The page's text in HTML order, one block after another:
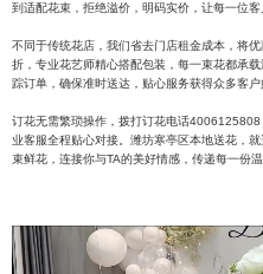
到适配花束，拒绝溢价，明码实价，让每一位客
不同于传统花店，我们省去门店租金成本，将
折，专业花艺师精心搭配包装，每一束花都承
踪订单，确保准时送达，贴心服务获得众多客户
订花无需繁琐操作，拨打订花电话
业客服全程贴心对接。潍坊寒亭区本地送花，
束鲜花，连接你与TA的美好情感，传递每一份温